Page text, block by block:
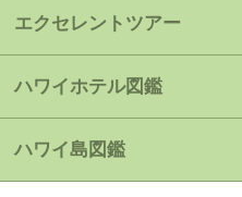
エクセレントツアー
ハワイホテル図鑑
ハワイ島図鑑